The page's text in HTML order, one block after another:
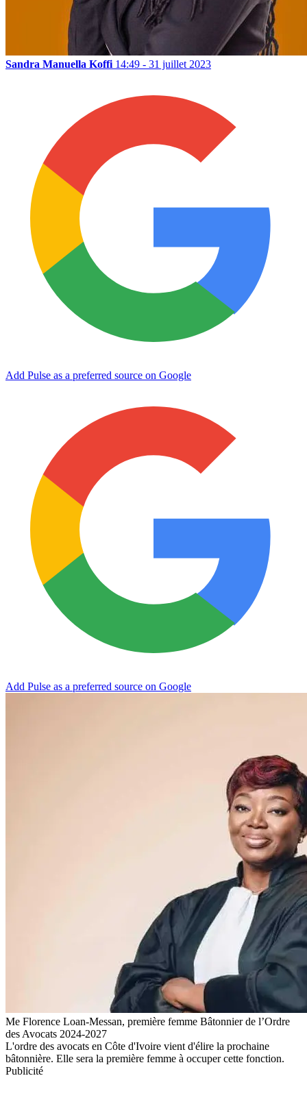
Sandra Manuella Koffi 14:49 - 31 juillet 2023
Add Pulse as a preferred source on Google
Add Pulse as a preferred source on Google
Me Florence Loan-Messan, première femme Bâtonnier de l’Ordre
des Avocats 2024-2027
L'ordre des avocats en Côte d'Ivoire vient d'élire la prochaine
bâtonnière. Elle sera la première femme à occuper cette fonction.
Publicité